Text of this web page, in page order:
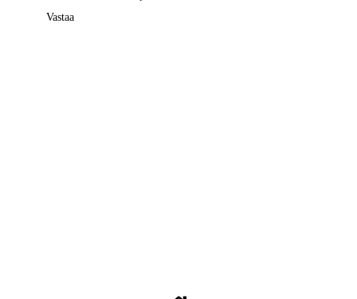
Vastaa